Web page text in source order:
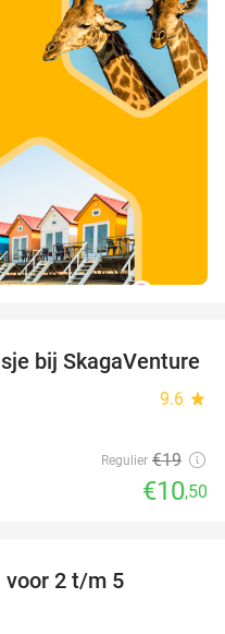
45%
bij SkagaVenture
9.6 star
Regulier €19
€10,50
voor 2 t/m 5